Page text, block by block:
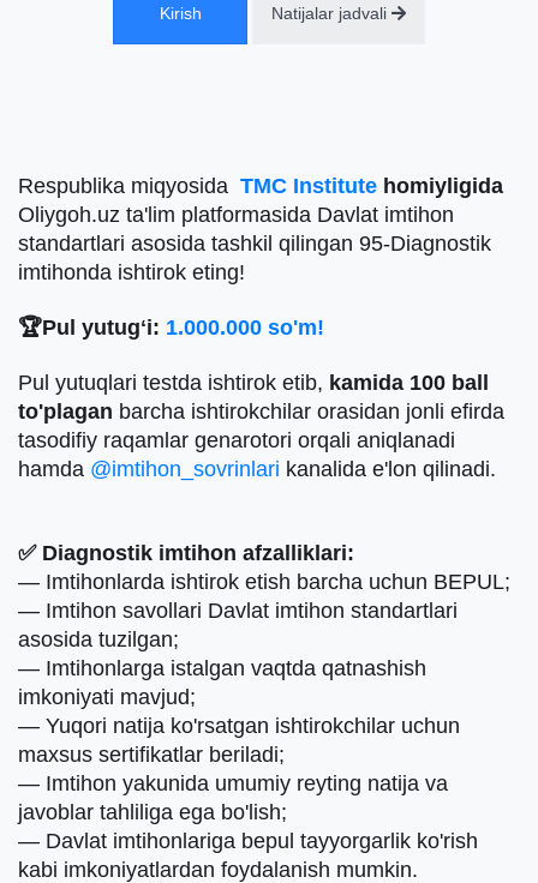
Respublika miqyosida TMC Institute homiyligida
Oliygoh.uz ta'lim platformasida Davlat imtihon
standartlari asosida tashkil qilingan 95-Diagnostik
imtihonda ishtirok eting!
🏆Pul yutugʻi: 1.000.000 so'm!
Pul yutuqlari testda ishtirok etib, kamida 100 ball
to'plagan barcha ishtirokchilar orasidan jonli efirda
tasodifiy raqamlar genarotori orqali aniqlanadi
hamda @imtihon_sovrinlari kanalida e'lon qilinadi.
✅ Diagnostik imtihon afzalliklari:
— Imtihonlarda ishtirok etish barcha uchun BEPUL;
— Imtihon savollari Davlat imtihon standartlari
asosida tuzilgan;
— Imtihonlarga istalgan vaqtda qatnashish
imkoniyati mavjud;
— Yuqori natija ko'rsatgan ishtirokchilar uchun
maxsus sertifikatlar beriladi;
— Imtihon yakunida umumiy reyting natija va
javoblar tahliliga ega bo'lish;
— Davlat imtihonlariga bepul tayyorgarlik ko'rish
kabi imkoniyatlardan foydalanish mumkin.
Kirish Natijalar jadvali